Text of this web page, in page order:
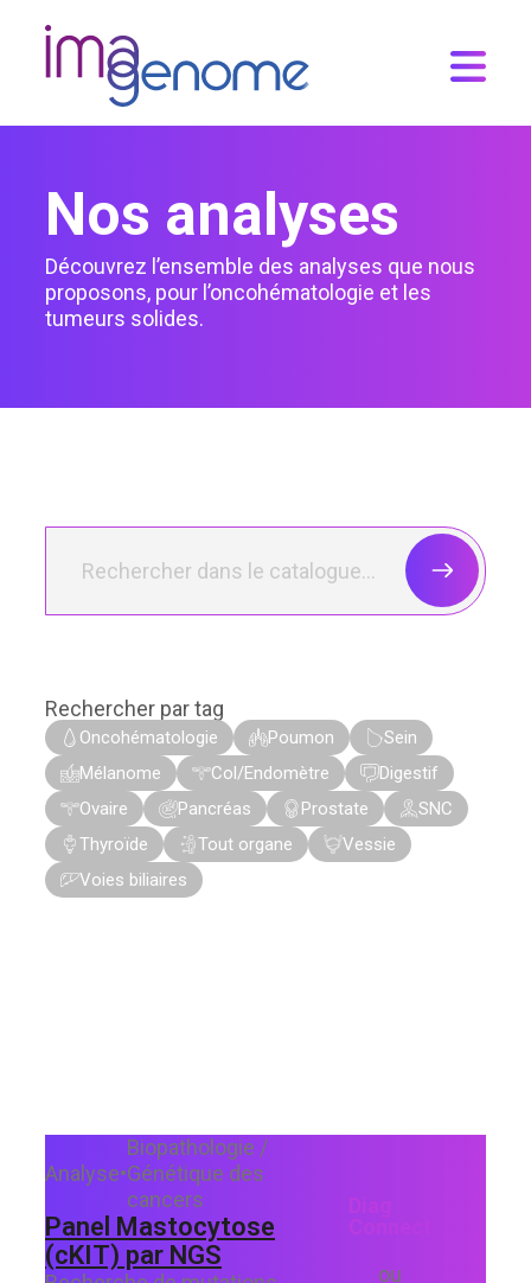
Nos analyses
Découvrez l’ensemble des analyses que nous
proposons, pour l’oncohématologie et les
tumeurs solides.
Rechercher par tag
Oncohématologie Poumon
Sein
Mélanome
Col/Endomètre
Digestif
Ovaire
Pancréas Prostate
SNC
Thyroïde
Tout organe
Vessie
Voies biliaires
Analyse•
Biopathologie /
Génétique des
cancers
Panel Mastocytose
(cKIT) par NGS
ou